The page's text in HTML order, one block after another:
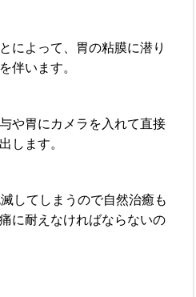
によって、胃の粘膜に潜り
伴います。
や胃にカメラを入れて直接
します。
してしまうので自然治癒も
に耐えなければならないの